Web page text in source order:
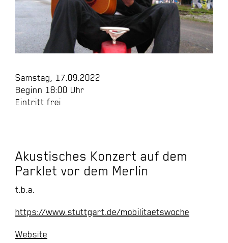
Samstag, 17.09.2022
Beginn 18:00 Uhr
Eintritt frei
Akustisches Konzert auf dem
Parklet vor dem Merlin
t.b.a.
https://www.stuttgart.de/mobilitaetswoche
Website